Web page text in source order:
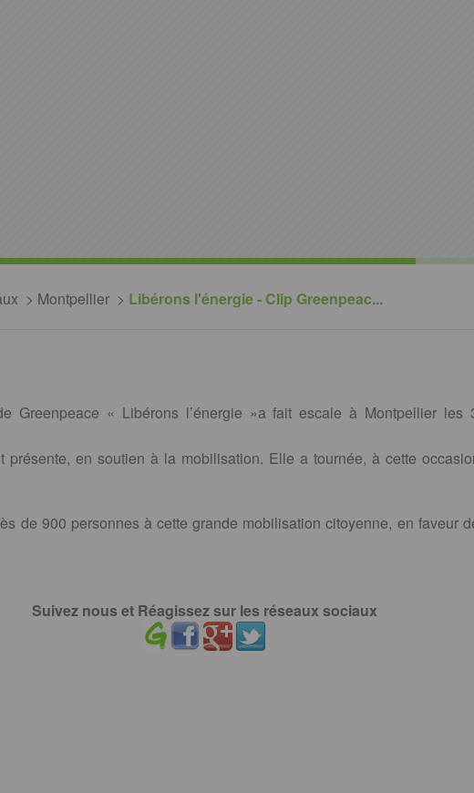
Montpellier Libérons l'énergie - Clip Greenpeac...
Greenpeace « Libérons l’énergie »a fait escale à Montpellier les
présente, en soutien à la mobilisation. Elle a tournée, à cette
de 900 personnes à cette grande mobilisation citoyenne, en faveur
Suivez nous et Réagissez sur les réseaux sociaux